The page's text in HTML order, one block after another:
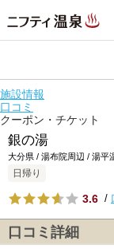
施設情報
口コミ
クーポン・チケット
銀の湯
大分県 / 湯布院周辺 / 湯平
日帰り
3.6 /
口コミ詳細